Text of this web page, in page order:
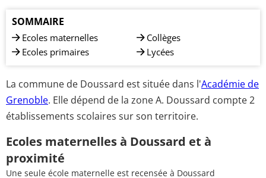
SOMMAIRE
Ecoles maternelles
Ecoles primaires
Collèges
Lycées
La commune de Doussard est située dans l'Académie de
Grenoble. Elle dépend de la zone A. Doussard compte 2
établissements scolaires sur son territoire.
Ecoles maternelles à Doussard et à
proximité
Une seule école maternelle est recensée à Doussard